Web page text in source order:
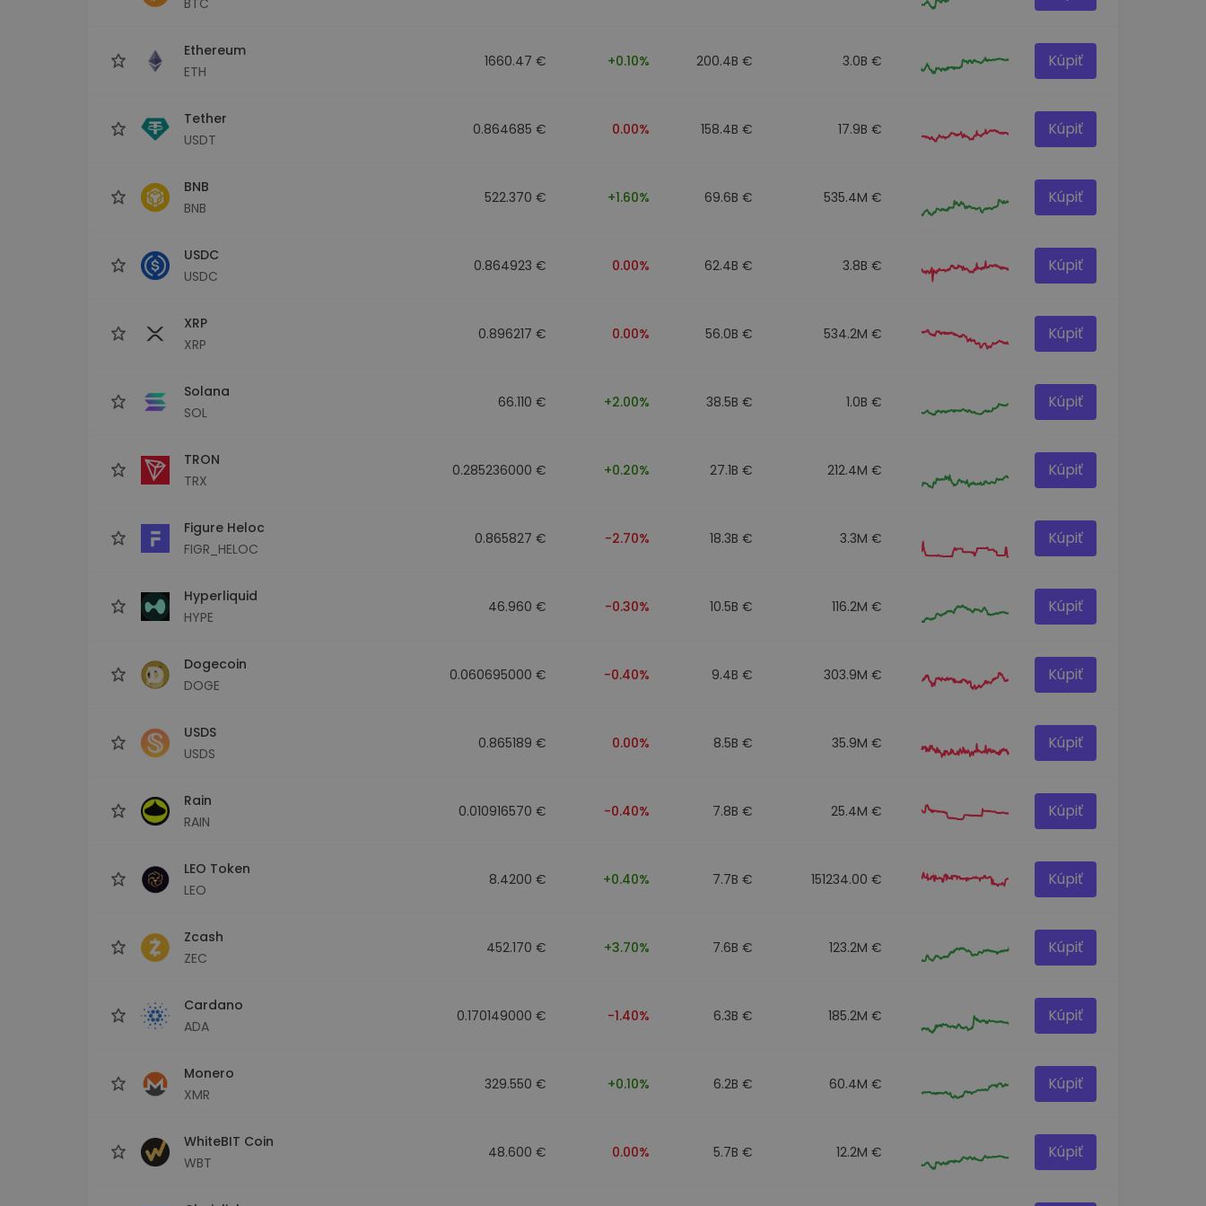
Ethereum
ETH
1660.47 € +0.10% 200.4B € 3.0B € Kúpiť
Tether
USDT
0.864685 € 0.00% 158.4B € 17.9B € Kúpiť
BNB
BNB
522.370 € +1.60% 69.6B € 535.4M € Kúpiť
USDC
USDC
0.864923 € 0.00% 62.4B € 3.8B € Kúpiť
XRP
XRP
0.896217 € 0.00% 56.0B € 534.2M € Kúpiť
Solana
SOL
66.110 € +2.00% 38.5B € 1.0B € Kúpiť
TRON
TRX
0.285236000 € +0.20% 27.1B € 212.4M € Kúpiť
Figure Heloc
FIGR_HELOC
0.865827 € -2.70% 18.3B € 3.3M € Kúpiť
Hyperliquid
HYPE
46.960 € -0.30% 10.5B € 116.2M € Kúpiť
Dogecoin
DOGE
0.060695000 € -0.40% 9.4B € 303.9M € Kúpiť
USDS
USDS
0.865189 € 0.00% 8.5B € 35.9M € Kúpiť
Rain
RAIN
0.010916570 € -0.40% 7.8B € 25.4M € Kúpiť
LEO Token
LEO
8.4200 € +0.40% 7.7B € 151234.00 € Kúpiť
Zcash
ZEC
452.170 € +3.70% 7.6B € 123.2M € Kúpiť
Cardano
ADA
0.170149000 € -1.40% 6.3B € 185.2M € Kúpiť
Monero
XMR
329.550 € +0.10% 6.2B € 60.4M € Kúpiť
WhiteBIT Coin
WBT
48.600 € 0.00% 5.7B € 12.2M € Kúpiť